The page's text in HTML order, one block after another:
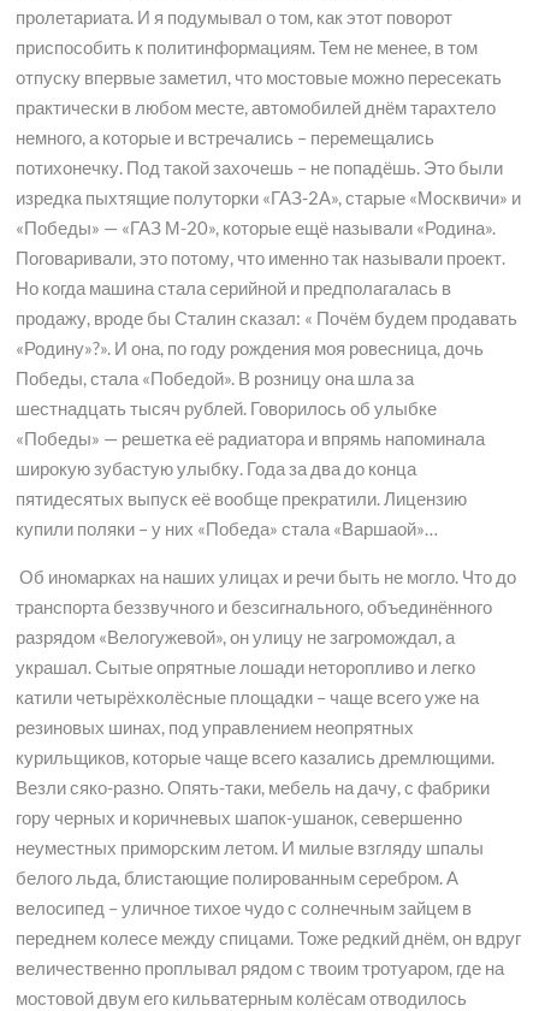
пролетариата. И я подумывал о том, как этот поворот
приспособить к политинформациям. Тем не менее, в том
отпуску впервые заметил, что мостовые можно пересекать
практически в любом месте, автомобилей днём тарахтело
немного, а которые и встречались – перемещались
потихонечку. Под такой захочешь – не попадёшь. Это были
изредка пыхтящие полуторки «ГАЗ-2А», старые «Москвичи» и
«Победы» — «ГАЗ М-20», которые ещё называли «Родина».
Поговаривали, это потому, что именно так называли проект.
Но когда машина стала серийной и предполагалась в
продажу, вроде бы Сталин сказал: « Почём будем продавать
«Родину»?». И она, по году рождения моя ровесница, дочь
Победы, стала «Победой». В розницу она шла за
шестнадцать тысяч рублей. Говорилось об улыбке
«Победы» — решетка её радиатора и впрямь напоминала
широкую зубастую улыбку. Года за два до конца
пятидесятых выпуск её вообще прекратили. Лицензию
купили поляки – у них «Победа» стала «Варшаой»…
Об иномарках на наших улицах и речи быть не могло. Что до
транспорта беззвучного и безсигнального, объединённого
разрядом «Велогужевой», он улицу не загромождал, а
украшал. Сытые опрятные лошади неторопливо и легко
катили четырёхколёсные площадки – чаще всего уже на
резиновых шинах, под управлением неопрятных
курильщиков, которые чаще всего казались дремлющими.
Везли сяко-разно. Опять-таки, мебель на дачу, с фабрики
гору черных и коричневых шапок-ушанок, севершенно
неуместных приморским летом. И милые взгляду шпалы
белого льда, блистающие полированным серебром. А
велосипед – уличное тихое чудо с солнечным зайцем в
переднем колесе между спицами. Тоже редкий днём, он вдруг
величественно проплывал рядом с твоим тротуаром, где на
мостовой двум его кильватерным колёсам отводилось